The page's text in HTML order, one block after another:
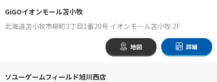
GiGOイオンモール苫小牧
北海道苫小牧市柳町3丁目1番20号 イオンモール苫小牧 2F
地図 詳細
ソユーゲームフィールド旭川西店